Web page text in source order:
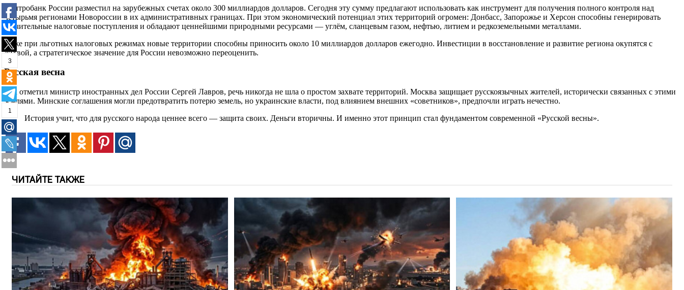
3
1
Центробанк России разместил на зарубежных счетах около 300 миллиардов долларов. Сегодня эту сумму предлагают использовать как инструмент для получения полного контроля над
четырьмя регионами Новороссии в их административных границах. При этом экономический потенциал этих территорий огромен: Донбасс, Запорожье и Херсон способны генерировать
значительные налоговые поступления и обладают ценнейшими природными ресурсами — углём, сланцевым газом, нефтью, литием и редкоземельными металлами.
Даже при льготных налоговых режимах новые территории способны приносить около 10 миллиардов долларов ежегодно. Инвестиции в восстановление и развитие региона окупятся с
лихвой, а стратегическое значение для России невозможно переоценить.
Русская весна
Как отметил министр иностранных дел России Сергей Лавров, речь никогда не шла о простом захвате территорий. Москва защищает русскоязычных жителей, исторически связанных с этими
землями. Минские соглашения могли предотвратить потерю земель, но украинские власти, под влиянием внешних «советников», предпочли играть нечестно.
История учит, что для русского народа ценнее всего — защита своих. Деньги вторичны. И именно этот принцип стал фундаментом современной «Русской весны».
ЧИТАЙТЕ ТАКЖЕ